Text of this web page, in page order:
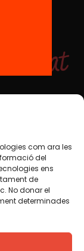
com ara les
del
ens
de
No donar el
determinades
Por eso
salvo que en